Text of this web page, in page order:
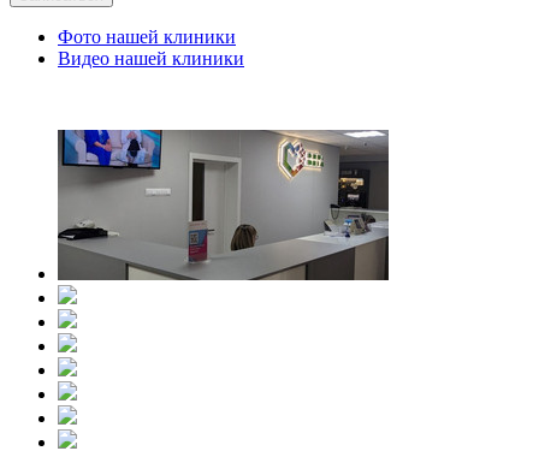
Фото нашей клиники
Видео нашей клиники